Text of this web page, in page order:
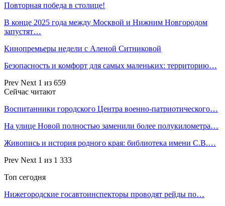
Повторная победа в столице!
В конце 2025 года между Москвой и Нижним Новгородом
запустят…
Кинопремьеры недели с Аленой Ситниковой
Безопасность и комфорт для самых маленьких: территорию…
Prev Next 1 из 659
Сейчас читают
Воспитанники городского Центра военно-патриотического…
На улице Новой полностью заменили более полукилометра…
Живопись и история родного края: библиотека имени С.В.…
Prev Next 1 из 1 333
Топ сегодня
Нижегородские госавтоинспекторы проводят рейды по…